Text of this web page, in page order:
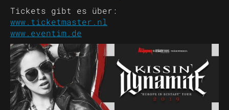
Tickets gibt es über:
www.ticketmaster.nl
www.eventim.de